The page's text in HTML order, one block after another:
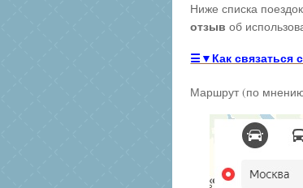
Ниже списка
отзыв об
☰▼Как связаться
Маршрут (по